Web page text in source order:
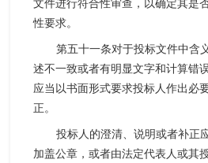
文件进行符合性审查，以确定其是
性要求。
第五十一条对于投标文件中含
述不一致或者有明显文字和计算错
应当以书面形式要求投标人作出必
正。
投标人的澄清、说明或者补正
加盖公章，或者由法定代表人或其